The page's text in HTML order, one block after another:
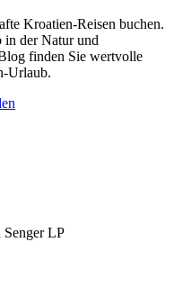
Kroatien-Reisen buchen.
in der Natur und
finden Sie wertvolle
Urlaub.
LP